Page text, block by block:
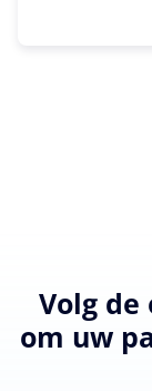
Volg
om uw